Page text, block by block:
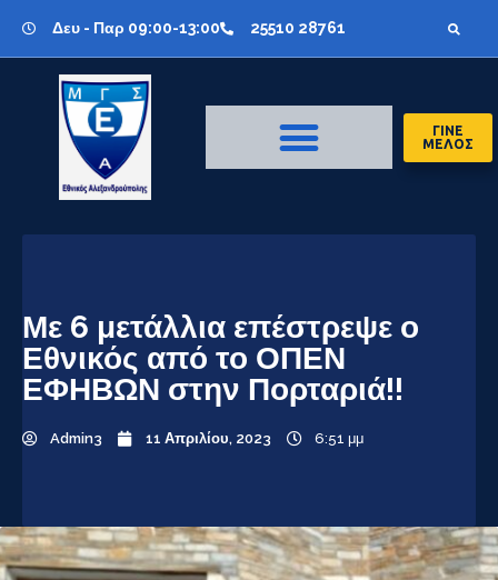
Δευ - Παρ 09:00-13:00 25510 28761
ΓΙΝΕ
ΜΕΛΟΣ
Με 6 μετάλλια επέστρεψε ο
Εθνικός από το ΟΠΕΝ
ΕΦΗΒΩΝ στην Πορταριά!!
Admin3 11 Απριλίου, 2023 6:51 μμ